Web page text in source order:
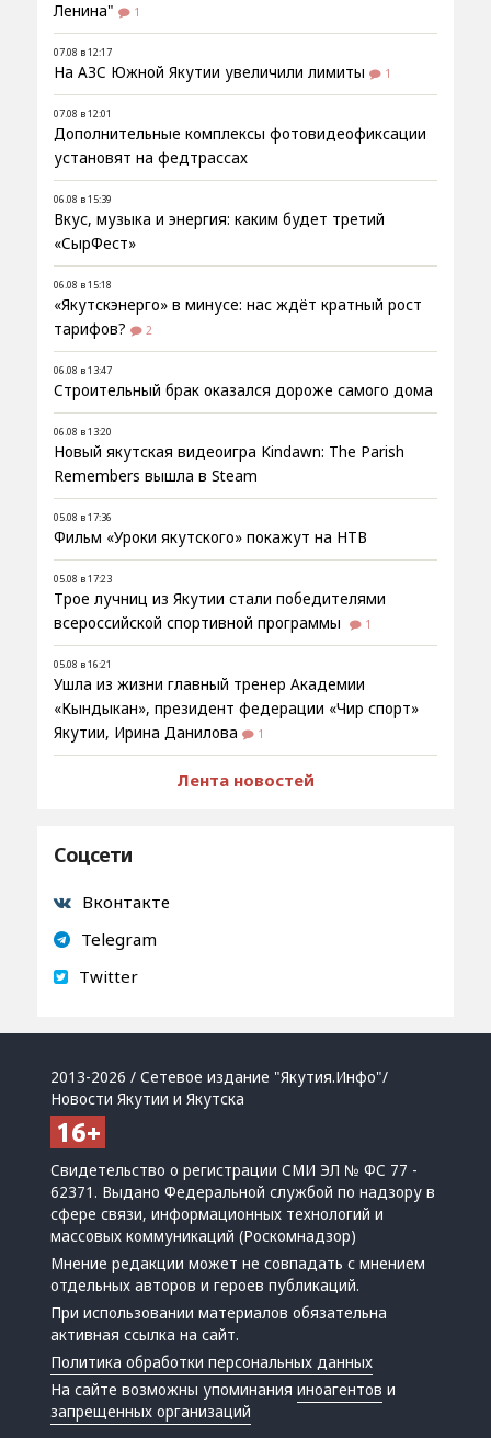
Ленина"
1
07.08 в 12:17
На АЗС Южной Якутии увеличили лимиты 1
07.08 в 12:01
Дополнительные комплексы фотовидеофиксации
установят на федтрассах
06.08 в 15:39
Вкус, музыка и энергия: каким будет третий
«СырФест»
06.08 в 15:18
«Якутскэнерго» в минусе: нас ждёт кратный рост
тарифов?
2
06.08 в 13:47
Строительный брак оказался дороже самого дома
06.08 в 13:20
Новый якутская видеоигра Kindawn: The Parish
Remembers вышла в Steam
05.08 в 17:36
Фильм «Уроки якутского» покажут на НТВ
05.08 в 17:23
Трое лучниц из Якутии стали победителями
всероссийской спортивной программы
1
05.08 в 16:21
Ушла из жизни главный тренер Академии
«Кындыкан», президент федерации «Чир спорт»
Якутии, Ирина Данилова
1
Лента новостей
Соцсети
Вконтакте
Telegram
Twitter
2013-2026 / Сетевое издание "Якутия.Инфо"/
Новости Якутии и Якутска
Свидетельство о регистрации СМИ ЭЛ № ФС 77 -
62371. Выдано Федеральной службой по надзору в
сфере связи, информационных технологий и
массовых коммуникаций (Роскомнадзор)
Мнение редакции может не совпадать с мнением
отдельных авторов и героев публикаций.
При использовании материалов обязательна
активная ссылка на сайт.
Политика обработки персональных данных
На сайте возможны упоминанияиноагентов и
запрещенных организаций